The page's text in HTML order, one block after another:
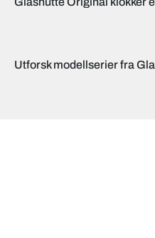
Utforsk modellserier fra